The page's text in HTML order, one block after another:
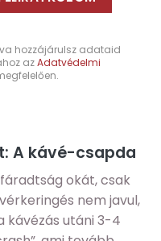
hozzájárulsz adataid
azAdatvédelmi
A kávé-csapda
okát, csak
nem javul,
kávézás utáni 3-4